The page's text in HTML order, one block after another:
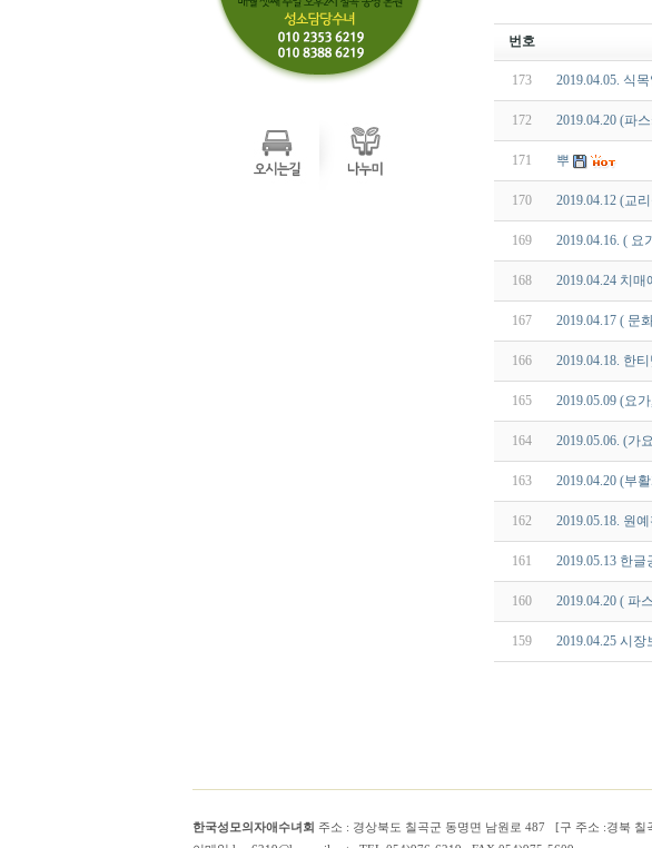
번호
173 2019.04.05. 식
172 2019.04.20 (파
171 뿌
170 2019.04.12 (교
169 2019.04.16. ( 요
168 2019.04.24 치
167 2019.04.17 ( 문
166 2019.04.18. 한
165 2019.05.09 (요
164 2019.05.06. (가
163 2019.04.20 (부
162 2019.05.18. 원
161 2019.05.13 한글
160 2019.04.20 ( 파
159 2019.04.25 시장
한국성모의자애수녀회 주소 : 경상북도 칠곡군 동명면 남원로 487 [구 주소 :경북 칠